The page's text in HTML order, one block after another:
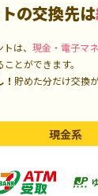
の交換先は
は、 現金・電子マ
とができます。
貯めた分だけ交換
現金系